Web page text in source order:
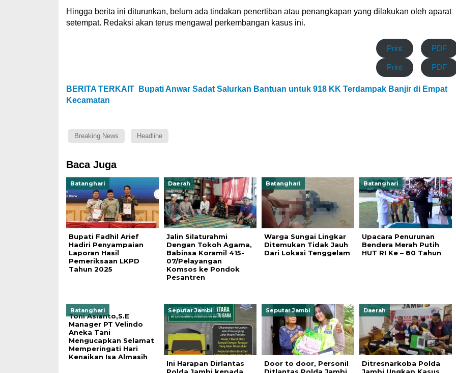
Hingga berita ini diturunkan, belum ada tindakan penertiban atau penangkapan yang dilakukan oleh aparat
setempat. Redaksi akan terus mengawal perkembangan kasus ini.
Print PDF
Print PDF
BERITA TERKAIT
Bupati Anwar Sadat Salurkan Bantuan untuk 918 KK Terdampak Banjir di Empat
Kecamatan
Breaking News Headline
Baca Juga
Batanghari
Bupati Fadhil Arief
Hadiri Penyampaian
Laporan Hasil
Pemeriksaan LKPD
Tahun 2025
Daerah
Jalin Silaturahmi
Dengan Tokoh Agama,
Babinsa Koramil 415-
07/Pelayangan
Komsos ke Pondok
Pesantren
Batanghari
Warga Sungai Lingkar
Ditemukan Tidak Jauh
Dari Lokasi Tenggelam
Batanghari
Upacara Penurunan
Bendera Merah Putih
HUT RI Ke – 80 Tahun
Batanghari
Toni Asianto,S.E
Manager PT Velindo
Aneka Tani
Mengucapkan Selamat
Memperingati Hari
Kenaikan Isa Almasih
Seputar Jambi
Ini Harapan Dirlantas
Seputar Jambi
Door to door, Personil
Daerah
Ditresnarkoba Polda